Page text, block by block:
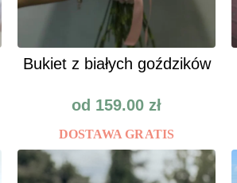
Bukiet z białych goździków
od 159.00 zł
DOSTAWA GRATIS